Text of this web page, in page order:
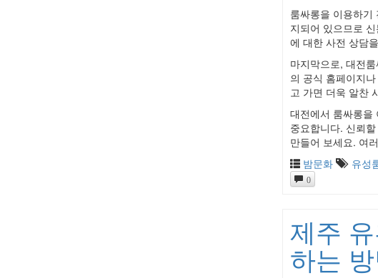
룸싸롱을 이용하기
지되어 있으므로
에 대한 사전 상담
마지막으로, 대전
의 공식 홈페이지
고 가면 더욱 알찬
대전에서 룸싸롱을
중요합니다. 신뢰
만들어 보세요. 여
밤문화
유성
0
제주
하는